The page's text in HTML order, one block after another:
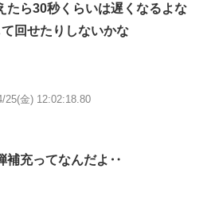
たら30秒くらいは遅くなるよな
回せたりしないかな
25(金) 12:02:18.80
補充ってなんだよ‥